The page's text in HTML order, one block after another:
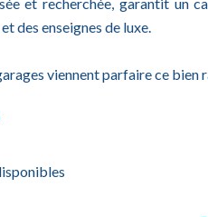
des enseignes de luxe.
viennent parfaire ce bien